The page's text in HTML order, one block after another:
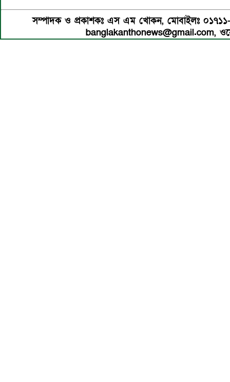
সম্পাদক ও প্রকাশকঃ এস এম খোকন, মোবাইলঃ
banglakanthonews@gmail.com,